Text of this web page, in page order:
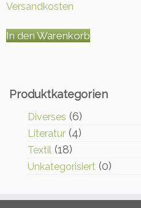
Versandkosten
In den Warenkorb
Produktkategorien
Diverses (6)
Literatur (4)
Textil (18)
Unkategorisiert (0)